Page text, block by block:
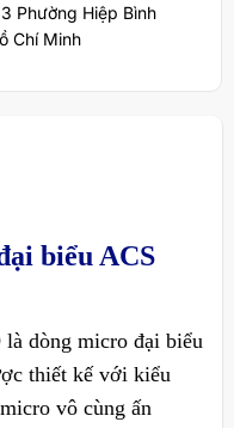
Phường Hiệp Bình
Chí Minh
biểu ACS
dòng micro đại biểu
thiết kế với kiểu
vô cùng ấn